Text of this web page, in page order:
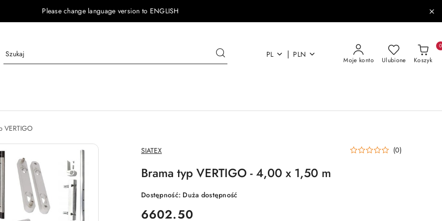
Please change language version to ENGLISH
PL | PLN
Moje konto Ulubione Koszyk
0
VERTIGO
NAZWA
PRODUCENTA:
SIATEX (0)
Brama typ VERTIGO - 4,00 x 1,50 m
Dostępność: Duża dostępność
cena:
6602.50